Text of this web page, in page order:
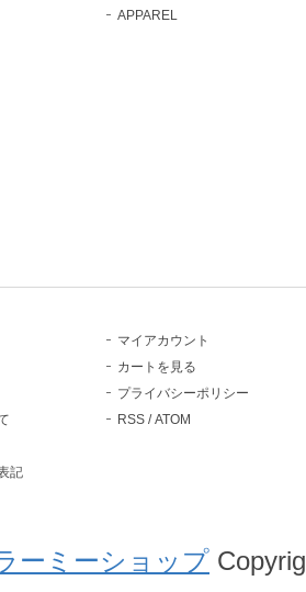
APPAREL
記
マイアカウント
カートを見る
プライバシーポリシー
RSS /ATOM
ーミーショップ